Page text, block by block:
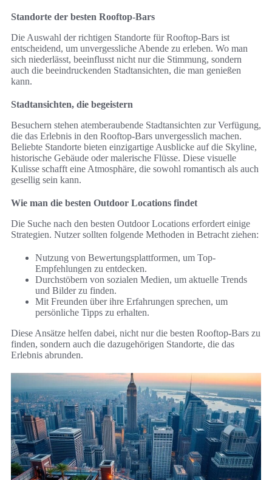
Standorte der besten Rooftop-Bars
Die Auswahl der richtigen Standorte für Rooftop-Bars ist
entscheidend, um unvergessliche Abende zu erleben. Wo man
sich niederlässt, beeinflusst nicht nur die Stimmung, sondern
auch die beeindruckenden Stadtansichten, die man genießen
kann.
Stadtansichten, die begeistern
Besuchern stehen atemberaubende Stadtansichten zur Verfügung,
die das Erlebnis in den Rooftop-Bars unvergesslich machen.
Beliebte Standorte bieten einzigartige Ausblicke auf die Skyline,
historische Gebäude oder malerische Flüsse. Diese visuelle
Kulisse schafft eine Atmosphäre, die sowohl romantisch als auch
gesellig sein kann.
Wie man die besten Outdoor Locations findet
Die Suche nach den besten Outdoor Locations erfordert einige
Strategien. Nutzer sollten folgende Methoden in Betracht ziehen:
Nutzung von Bewertungsplattformen, um Top-
Empfehlungen zu entdecken.
Durchstöbern von sozialen Medien, um aktuelle Trends
und Bilder zu finden.
Mit Freunden über ihre Erfahrungen sprechen, um
persönliche Tipps zu erhalten.
Diese Ansätze helfen dabei, nicht nur die besten Rooftop-Bars zu
finden, sondern auch die dazugehörigen Standorte, die das
Erlebnis abrunden.